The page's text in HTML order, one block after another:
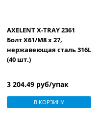
AXELENT X-TRAY 2361
Болт X61/M8 x 27,
нержавеющая сталь 316L
(40 шт.)
3 204.49 руб/упак
В КОРЗИНУ